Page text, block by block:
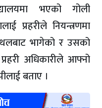
भएको गोली
प्रहरीले नियन्त्रणमा
भागेको र उसको
अधिकारीले आफ्नो
बताए ।